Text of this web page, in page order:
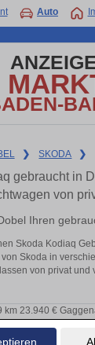
Auto
❯ SKODA ❯
gebraucht in
von
Ihren
Skoda Kodiaq
Skoda in
von privat und